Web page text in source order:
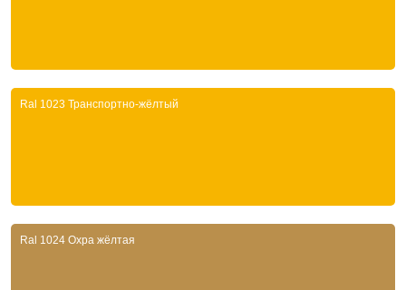
Ral 1023 Транспортно-жёлтый
Ral 1024 Охра жёлтая